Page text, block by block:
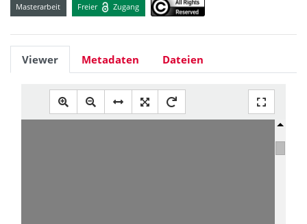
Masterarbeit Freier Zugang
Viewer Metadaten Dateien